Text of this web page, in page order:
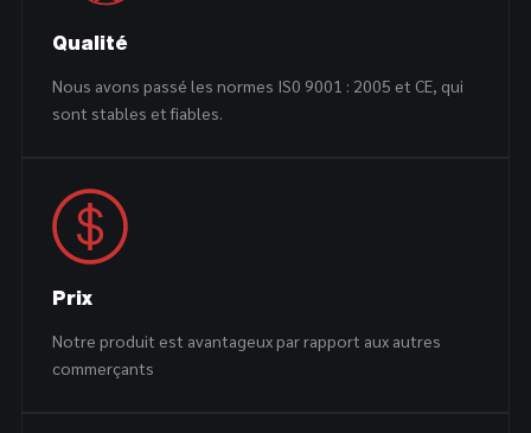
Qualité
Nous avons passé les normes IS0 9001 : 2005 et CE, qui
sont stables et fiables.
Prix
Notre produit est avantageux par rapport aux autres
commerçants